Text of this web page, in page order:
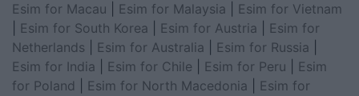
Esim for Macau
Esim for Malaysia
Esim for Vietnam
Esim for South Korea Esim for Austria
Esim for
Netherlands
Esim for Australia Esim for Russia
Esim for India
Esim for Chile Esim for Peru
Esim
for Poland
Esim for North Macedonia
Esim for